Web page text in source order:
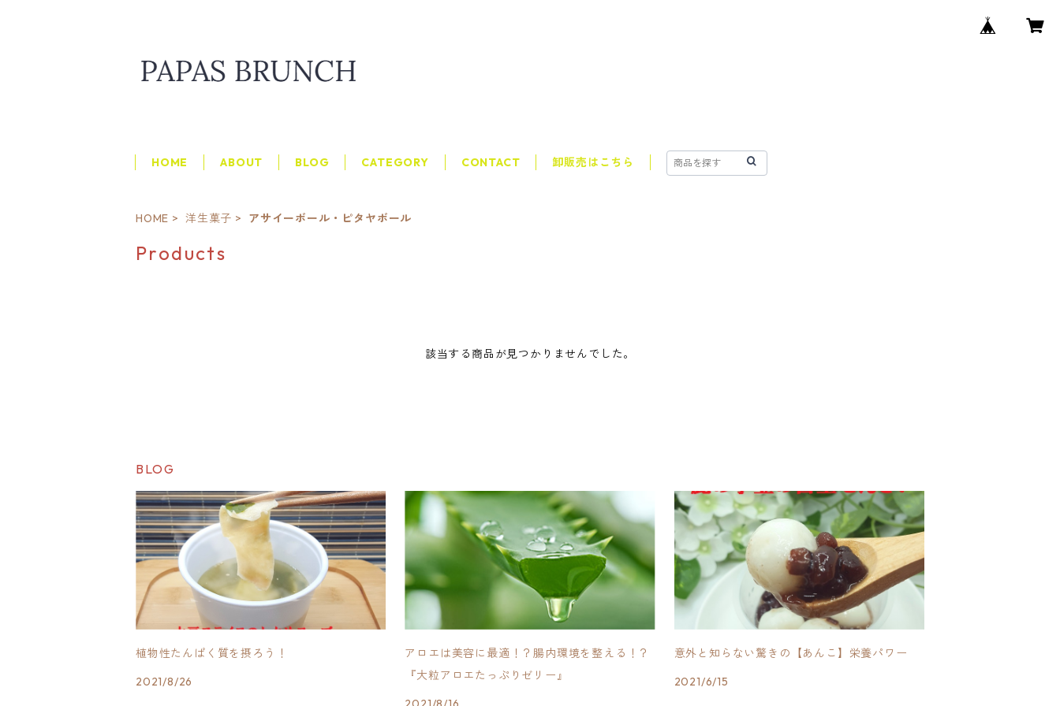
HOME ABOUT BLOG CATEGORY CONTACT 卸販売はこちら
HOME 洋生菓子 アサイーボール・ピタヤボール
Products
該当する商品が見つかりませんでした。
BLOG
植物性たんぱく質を摂ろう！
2021/8/26
アロエは美容に最適！？腸内環境を整える！？
『大粒アロエたっぷりゼリー』
意外と知らない驚きの【あんこ】栄養パワー
2021/6/15